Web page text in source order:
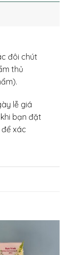
đôi chút
thủ
lễ giá
bạn đặt
xác